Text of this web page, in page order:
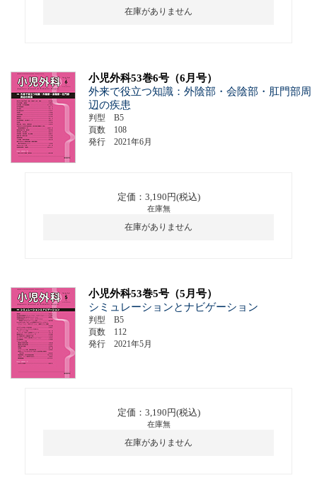
在庫がありません
小児外科53巻6号（6月号）
外来で役立つ知識：外陰部・会陰部・肛門部周
辺の疾患
判型 B5
頁数 108
発行 2021年6月
定価：3,190円(税込)
在庫無
在庫がありません
小児外科53巻5号（5月号）
シミュレーションとナビゲーション
判型 B5
頁数 112
発行 2021年5月
定価：3,190円(税込)
在庫無
在庫がありません